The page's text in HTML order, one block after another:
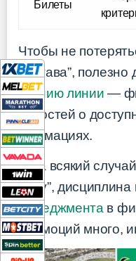
Билеты
Чтобы не
состава”, полезно
чтению линии —
новостей о
формациях.
И на всякий
ходу”, дисциплина
менеджмента в
— эмоций много,